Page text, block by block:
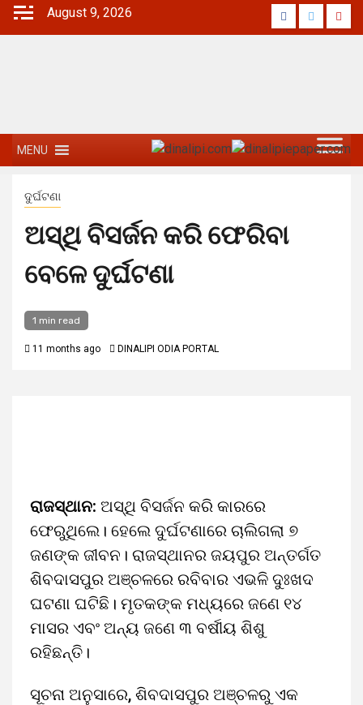
August 9, 2026
MENU
ଦୁର୍ଘଟଣା
ଅସ୍ଥି ବିସର୍ଜନ କରି ଫେରିବା
ବେଳେ ଦୁର୍ଘଟଣା
1 min read
11 months ago DINALIPI ODIA PORTAL
ରାଜସ୍ଥାନ: ଅସ୍ଥି ବିସର୍ଜନ କରି କାରରେ
ଫେରୁଥିଲେ। ହେଲେ ଦୁର୍ଘଟଣାରେ ଚାଲିଗଲା ୭
ଜଣଙ୍କ ଜୀବନ। ରାଜସ୍ଥାନର ଜୟପୁର ଅନ୍ତର୍ଗତ
ଶିବଦାସପୁର ଅଞ୍ଚଳରେ ରବିବାର ଏଭଳି ଦୁଃଖଦ
ଘଟଣା ଘଟିଛି। ମୃତକଙ୍କ ମଧ୍ୟରେ ଜଣେ ୧୪
ମାସର ଏବଂ ଅନ୍ୟ ଜଣେ ୩ ବର୍ଷୀୟ ଶିଶୁ
ରହିଛନ୍ତି।
ସୂଚନା ଅନୁସାରେ, ଶିବଦାସପୁର ଅଞ୍ଚଳରୁ ଏକ